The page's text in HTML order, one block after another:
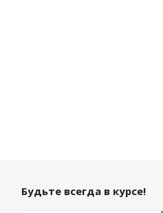
Будьте всегда в курсе!